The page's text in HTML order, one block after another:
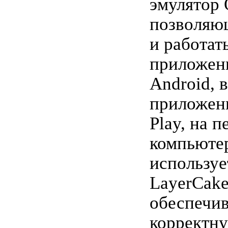
и
Android,
Play, на